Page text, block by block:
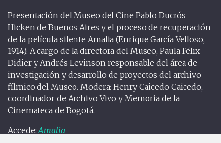
Presentación del Museo del Cine Pablo Ducrós
Hicken de Buenos Aires y el proceso de recuperación
de la película silente Amalia (Enrique García Velloso,
1914). A cargo de la directora del Museo, Paula Félix-
Didier y Andrés Levinson responsable del área de
investigación y desarrollo de proyectos del archivo
fílmico del Museo. Modera: Henry Caicedo Caicedo,
coordinador de Archivo Vivo y Memoria de la
Cinemateca de Bogotá.
Accede: Amalia